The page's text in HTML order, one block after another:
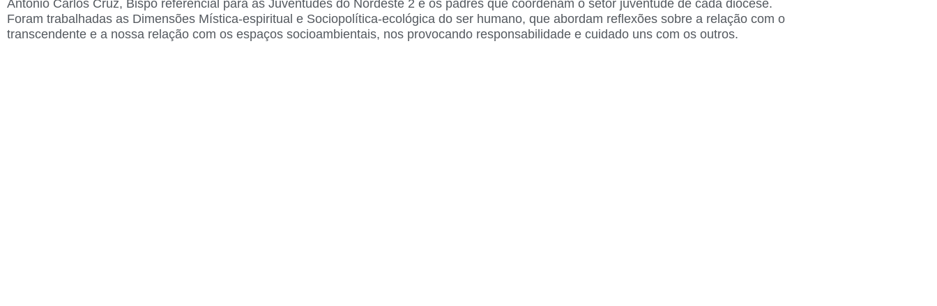
Antônio Carlos Cruz, Bispo referencial para as Juventudes do Nordeste 2 e os padres que coordenam o setor juventude de cada diocese.
Foram trabalhadas as Dimensões Mística-espiritual e Sociopolítica-ecológica do ser humano, que abordam reflexões sobre a relação com o
transcendente e a nossa relação com os espaços socioambientais, nos provocando responsabilidade e cuidado uns com os outros.